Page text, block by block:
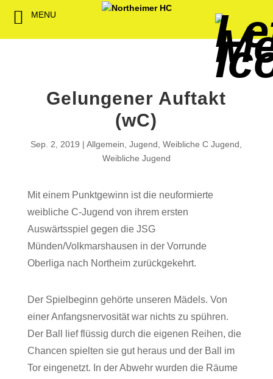
Gelungener Auftakt
(wC)
Sep. 2, 2019 Allgemein ,Jugend ,Weibliche C Jugend
Weibliche Jugend
Mit einem Punktgewinn ist die neuformierte
weibliche C-Jugend von ihrem ersten
Auswärtsspiel gegen die JSG
Münden/Volkmarshausen in der Vorrunde
Oberliga nach Northeim zurückgekehrt.
Der Spielbeginn gehörte unseren Mädels. Von
einer Anfangsnervosität war nichts zu spühren.
Der Ball lief flüssig durch die eigenen Reihen, die
Chancen spielten sie gut heraus und der Ball im
Tor eingenetzt. In der Abwehr wurden die Räume
MENU
Back Back
1. Herren
2. Herren
1. Damen
Back
Weibliche
Minis &
Spielbetrieb
Back
NHC
Back
Spieltagssponsoren
Hallenheft
Back
Back Back
Vorstand
Satzung
FWD
Back
Back
Download
Kooperationen
Termine
Intern
Back